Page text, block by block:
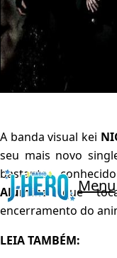
Menu
A banda visual kei
seu mais novo
bastante
Aluminaque
encerramento do
LEIA TAMBÉM: